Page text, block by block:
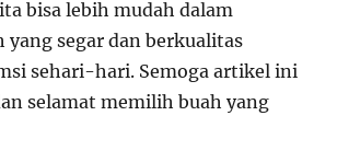
bisa lebih mudah dalam
yang segar dan berkualitas
sehari-hari. Semoga artikel ini
selamat memilih buah yang